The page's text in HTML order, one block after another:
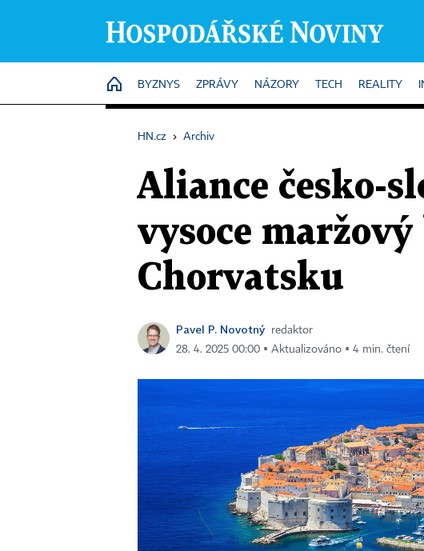
HOME
BYZNYS ZPRÁVY NÁZORY TECH REALITY
HN.cz › Archiv
Aliance česko-
vysoce
Chorvatsku
Pavel P. Novotný
redaktor
28. 4. 2025 00:00 ▪ Aktualizováno ▪ 4 min. čtení